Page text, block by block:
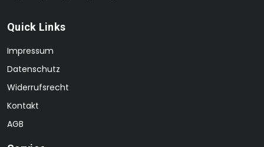
Quick Links
Impressum
Datenschutz
Widerrufsrecht
Kontakt
AGB